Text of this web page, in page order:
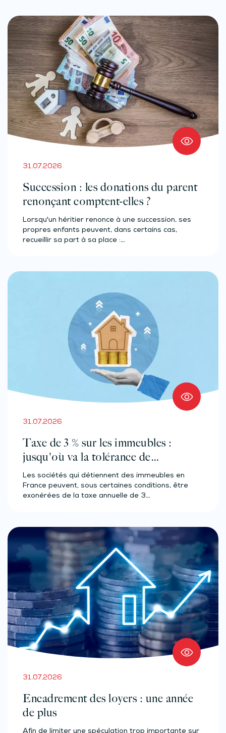
31.07.2026
Succession : les donations du parent
renonçant comptent-elles ?
Lorsqu'un héritier renonce à une succession, ses
propres enfants peuvent, dans certains cas,
recueillir sa part à sa place :…
31.07.2026
Taxe de 3 % sur les immeubles :
jusqu'où va la tolérance de
l'administration ?
Les sociétés qui détiennent des immeubles en
France peuvent, sous certaines conditions, être
exonérées de la taxe annuelle de 3…
31.07.2026
Encadrement des loyers : une année
de plus